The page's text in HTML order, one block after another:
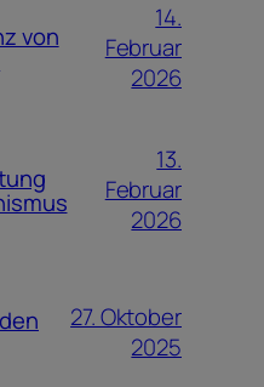
von
14.
Februar
2026
13.
Februar
2026
27. Oktober
2025